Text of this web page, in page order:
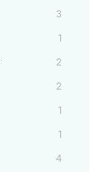
3
1
2
2
1
1
4